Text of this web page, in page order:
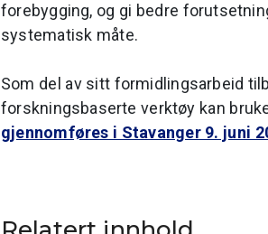
forebygging, og gi bedre
systematisk måte.
Som del av sitt formidlingsarbeid
forskningsbaserte verktøy kan
gjennomføres i Stavanger 9. juni